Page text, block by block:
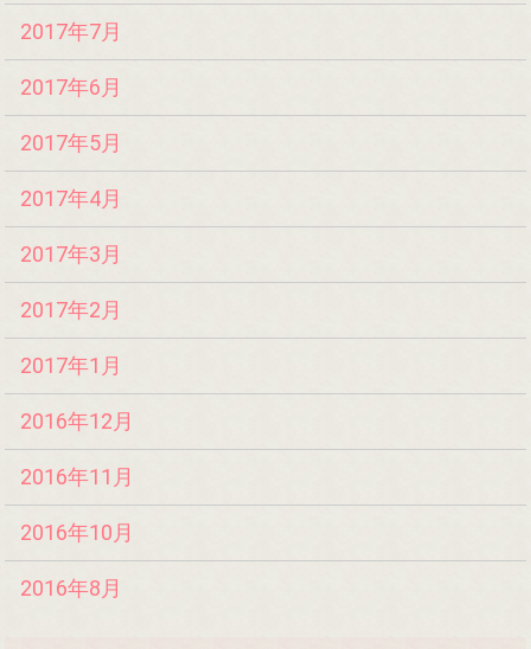
2017年7月
2017年6月
2017年5月
2017年4月
2017年3月
2017年2月
2017年1月
2016年12月
2016年11月
2016年10月
2016年8月